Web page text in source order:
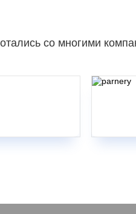
со многими